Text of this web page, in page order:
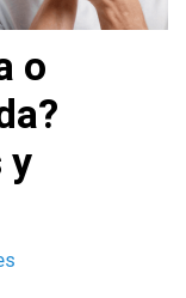
o
y